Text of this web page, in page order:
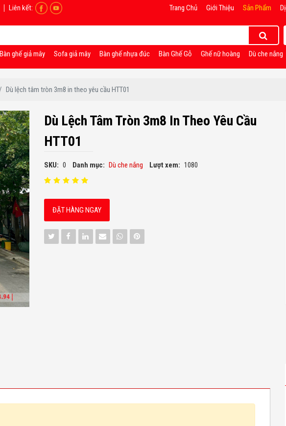
Liên kết: Trang Chủ Giới Thiệu Sản Phẩm
Bàn ghế giả mây Sofa giả mây Bàn ghế nhựa đúc Bàn Ghế Gỗ Ghế nữ hoàng Dù che nắng
Dù lệch tâm tròn 3m8 in theo yêu cầu HTT01
Dù Lệch Tâm Tròn 3m8 In Theo Yêu Cầu
HTT01
SKU: 0 Danh mục: Dù che nắng Lượt xem: 1080
ĐẶT HÀNG NGAY